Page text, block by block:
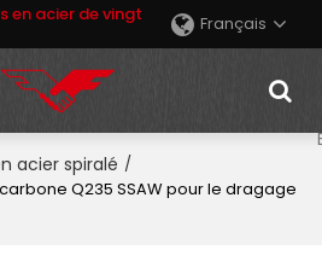
en acier de vingt
Français
acier spiralé /
Q235 SSAW pour le dragage